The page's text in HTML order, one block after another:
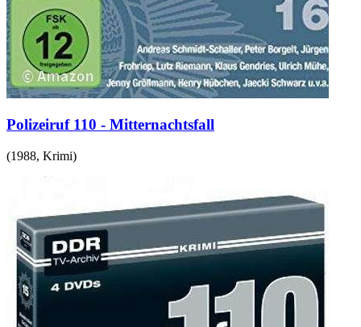
Polizeiruf 110 - Mitternachtsfall
(1988, Krimi)